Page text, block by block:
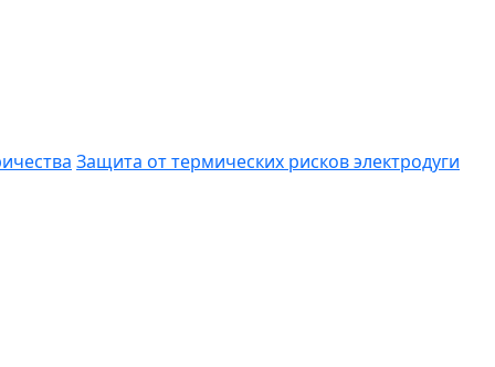
Защита от термических рисков электродуги